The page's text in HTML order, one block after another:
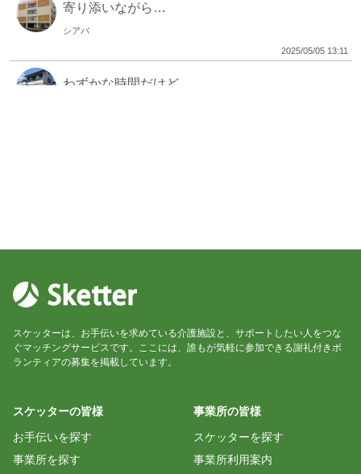
寄り添いながら…
シアバ
2025/05/05 13:11
わずかな時間だけど…
初スケッター
シアバ
2025/04/07 15:19
スケッターは、お手伝いを求めている介護施設と、サポートしたい人をつな
ぐマッチングサービスです。ここには、誰もが気軽に参加できる謝礼付きボ
ランティアの募集を掲載しています。
スケッターの皆様
お手伝いを探す
事業所を探す
事業所の皆様
スケッターを探す
事業所利用案内